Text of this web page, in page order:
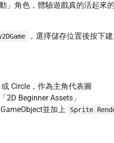
」角色，體驗遊戲真的活起來的
，選擇儲存位置後按下建
Circle，作為主角代表圖
Beginner Assets」
並加上
Sprite